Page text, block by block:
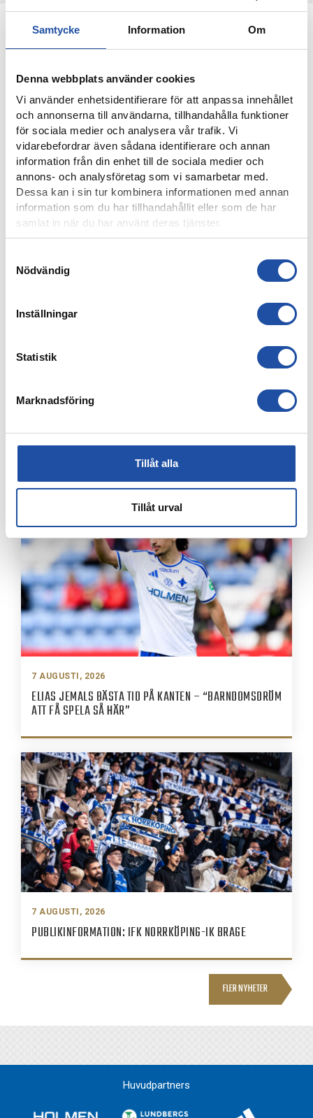
Samtycke Information Om
Denna webbplats använder cookies
Vi använder enhetsidentifierare för att anpassa innehållet
och annonserna till användarna, tillhandahålla funktioner
för sociala medier och analysera vår trafik. Vi
vidarebefordrar även sådana identifierare och annan
information från din enhet till de sociala medier och
annons- och analysföretag som vi samarbetar med.
Dessa kan i sin tur kombinera informationen med annan
information som du har tillhandahållit eller som de har
samlat in när du har använt deras tjänster.
Nödvändig
Inställningar
Statistik
Marknadsföring
Tillåt alla
Tillåt urval
NYHETER
8 AUGUSTI, 2026
NOELS STORA SHOW I 3-0-SEGERN – “OTROLIG KÄNSLA
7 AUGUSTI, 2026
ELIAS JEMALS BÄSTA TID PÅ KANTEN – “BARNDOMSDRÖM
ATT FÅ SPELA SÅ HÄR”
7 AUGUSTI, 2026
PUBLIKINFORMATION: IFK NORRKÖPING-IK BRAGE
FLER NYHETER
Huvudpartners